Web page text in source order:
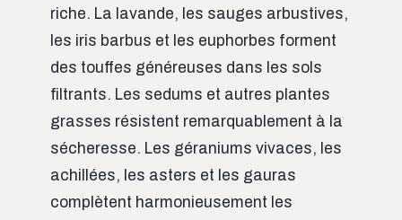
riche. La lavande, les sauges arbustives,
les iris barbus et les euphorbes forment
des touffes généreuses dans les sols
filtrants. Les sedums et autres plantes
grasses résistent remarquablement à la
sécheresse. Les géraniums vivaces, les
achillées, les asters et les gauras
complètent harmonieusement les